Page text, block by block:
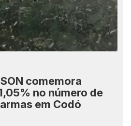
comemora
no número de
em Codó